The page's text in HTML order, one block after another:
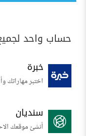
حساب واحد
خبرة
اختبر مهاراتك
سنديان
أنشئ موقعك